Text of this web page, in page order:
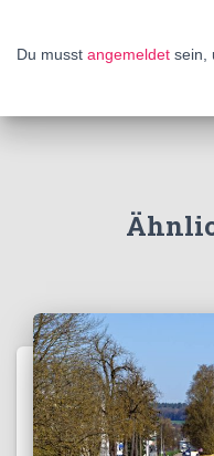
Du musst angemeldet sein,